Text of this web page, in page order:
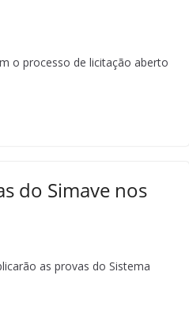
o processo de licitação aberto
do Simave nos
as provas do Sistema